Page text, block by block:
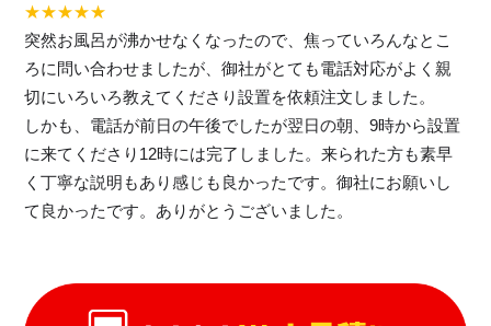
★★★★★
突然お風呂が沸かせなくなったので、焦っていろんなとこ
ろに問い合わせましたが、御社がとても電話対応がよく親
切にいろいろ教えてくださり設置を依頼注文しました。
しかも、電話が前日の午後でしたが翌日の朝、9時から設置
に来てくださり12時には完了しました。来られた方も素早
く丁寧な説明もあり感じも良かったです。御社にお願いし
て良かったです。ありがとうございました。